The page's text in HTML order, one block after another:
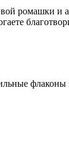
ромашки и